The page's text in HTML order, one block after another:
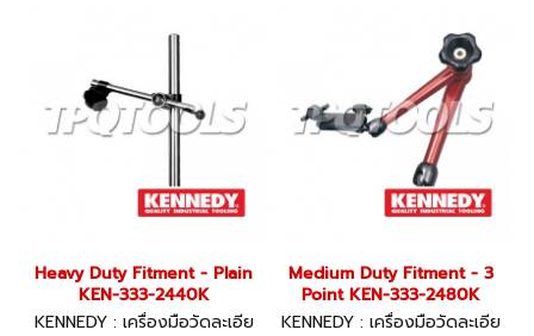
cell. Displays the specific
of 1.100 to 1.300.
Heavy Duty Fitment - Plain
KEN-333-2440K
KENNEDY : เครื่องมือวัดละเอีย
Medium Duty Fitment - 3
Point KEN-333-2480K
KENNEDY : เครื่องมือวัดละเอีย